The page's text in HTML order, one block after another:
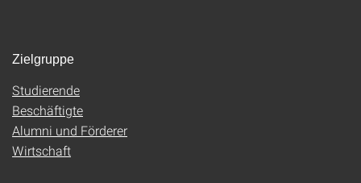
Zielgruppe
Studierende
Beschäftigte
Alumni und Förderer
Wirtschaft